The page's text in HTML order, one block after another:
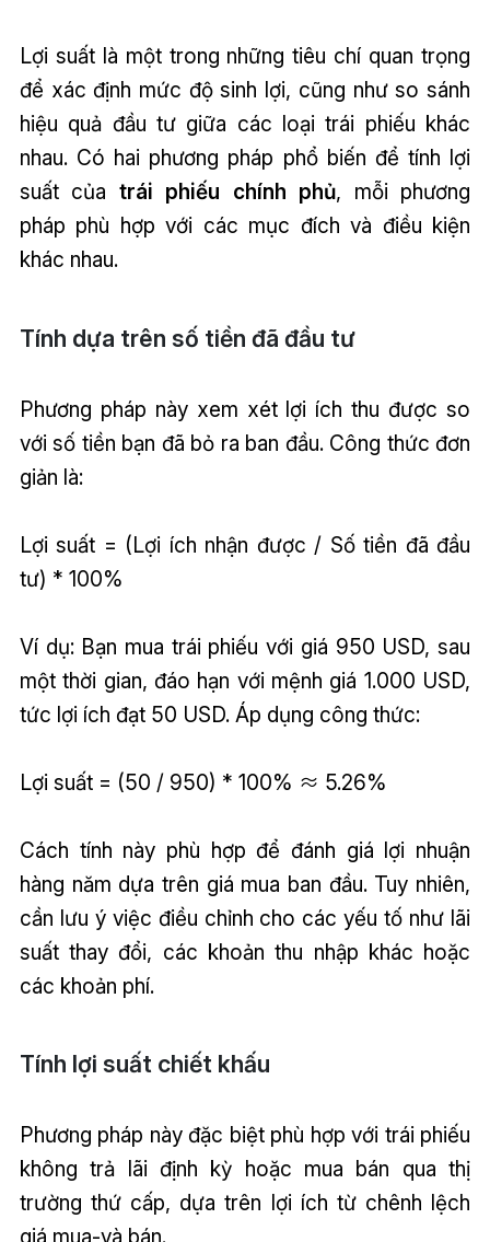
Lợi suất là một trong những tiêu chí quan trọng
để xác định mức độ sinh lợi, cũng như so sánh
hiệu quả đầu tư giữa các loại trái phiếu khác
nhau. Có hai phương pháp phổ biến để tính lợi
suất của trái phiếu chính phủ, mỗi phương
pháp phù hợp với các mục đích và điều kiện
khác nhau.
Tính dựa trên số tiền đã đầu tư
Phương pháp này xem xét lợi ích thu được so
với số tiền bạn đã bỏ ra ban đầu. Công thức đơn
giản là:
Lợi suất = (Lợi ích nhận được / Số tiền đã đầu
tư) * 100%
Ví dụ: Bạn mua trái phiếu với giá 950 USD, sau
một thời gian, đáo hạn với mệnh giá 1.000 USD,
tức lợi ích đạt 50 USD. Áp dụng công thức:
Lợi suất = (50 / 950) * 100% ≈ 5.26%
Cách tính này phù hợp để đánh giá lợi nhuận
hàng năm dựa trên giá mua ban đầu. Tuy nhiên,
cần lưu ý việc điều chỉnh cho các yếu tố như lãi
suất thay đổi, các khoản thu nhập khác hoặc
các khoản phí.
Tính lợi suất chiết khấu
Phương pháp này đặc biệt phù hợp với trái phiếu
không trả lãi định kỳ hoặc mua bán qua thị
trường thứ cấp, dựa trên lợi ích từ chênh lệch